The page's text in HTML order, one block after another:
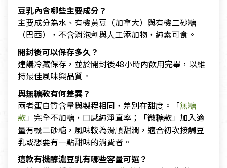
豆乳內含哪些主要成分？
主要成分為水、有機黃豆（加拿大）與有機二砂糖
（巴西），不含消泡劑與人工添加物，純素可食。
開封後可以保存多久？
建議冷藏保存，並於開封後48小時內飲用完畢，以維
持最佳風味與品質。
與無糖款有何差異？
兩者蛋白質含量與製程相同，差別在甜度。「無糖
款」完全不加糖，口感純淨直率；「微糖款」加入適
量有機二砂糖，風味較為滑順甜潤，適合初次接觸豆
乳或想要有一點甜味的消費者。
這款有機醇濃豆乳有哪些容量可選？